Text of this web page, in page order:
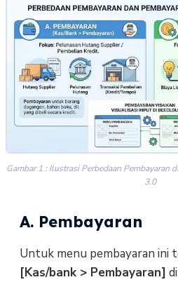
Gambar 1 : Ilustrasi Perbedaan Pembayaran
3.0
A. Pembayaran
Untuk menu pembayaran ini
[Kas/bank > Pembayaran]